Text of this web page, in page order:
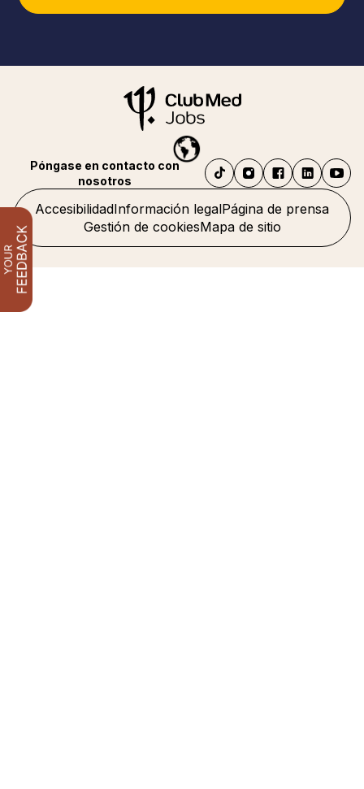
AccesibilidadInformación legalPágina de prensa
Gestión de cookiesMapa de sitio
Póngase en contacto con
nosotros